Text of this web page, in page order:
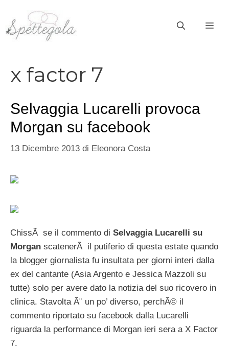
contenuto
x factor 7
Selvaggia Lucarelli provoca
Morgan su facebook
13 Dicembre 2013 di Eleonora Costa
ChissÃ se il commento di Selvaggia Lucarelli su
Morgan scatenerÃ il putiferio di questa estate quando
la blogger giornalista fu insultata per giorni interi dalla
ex del cantante (Asia Argento e Jessica Mazzoli su
tutte) solo per avere dato la notizia del suo ricovero in
clinica. Stavolta Ã¨ un po’ diverso, perchÃ© il
commento riportato su facebook dalla Lucarelli
riguarda la performance di Morgan ieri sera a X Factor
7.